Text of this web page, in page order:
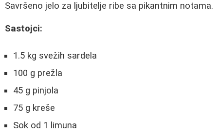
Savršeno jelo za ljubitelje ribe sa pikantnim notama.
Sastojci:
1.5 kg svežih sardela
100 g prežla
45 g pinjola
75 g kreše
Sok od 1 limuna